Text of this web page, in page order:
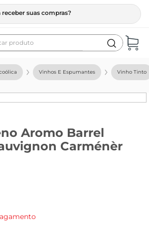
suas compras?
produto
Vinhos E Espumantes Vinho Tinto
Aromo Barrel
Carménèr